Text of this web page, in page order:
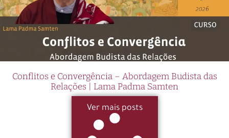
Conflitos e Convergência – Abordagem Budista das
Relações | Lama Padma Samten
Ver mais posts